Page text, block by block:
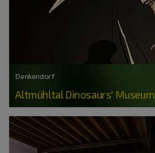
Denkendorf
Altmühltal Dinosaurs' Museum